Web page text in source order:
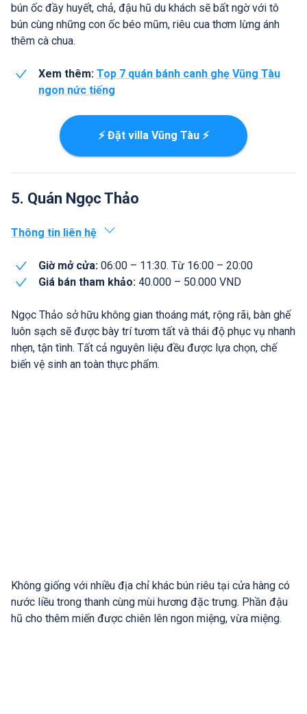
bún ốc đầy huyết, chả, đậu hũ du khách sẽ bất ngờ với tô
bún cùng những con ốc béo mũm, riêu cua thơm lừng ánh
thêm cà chua.
Xem thêm: Top 7 quán bánh canh ghẹ Vũng Tàu
ngon nức tiếng
⚡ Đặt villa Vũng Tàu ⚡
5. Quán Ngọc Thảo
Thông tin liên hệ
Giờ mở cửa: 06:00 – 11:30. Từ 16:00 – 20:00
Giá bán tham khảo: 40.000 – 50.000 VND
Ngọc Thảo sở hữu không gian thoáng mát, rộng rãi, bàn ghế
luôn sạch sẽ được bày trí tươm tất và thái độ phục vụ nhanh
nhẹn, tận tình. Tất cả nguyên liệu đều được lựa chọn, chế
biến vệ sinh an toàn thực phẩm.
Không giống với nhiều địa chỉ khác bún riêu tại cửa hàng có
nước liều trong thanh cùng mùi hương đặc trưng. Phần đậu
hũ cho thêm miến được chiên lên ngon miệng, vừa miệng.